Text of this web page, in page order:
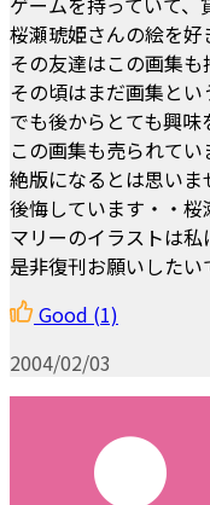
桜瀬琥姫さんの絵を好
その友達はこの画集
その頃はまだ画集とい
でも後からとても興味
この画集も売られてい
絶版になるとは思い
後悔しています・・桜
マリーのイラストは私
是非復刊お願いしたい
Good (1)
2004/02/03